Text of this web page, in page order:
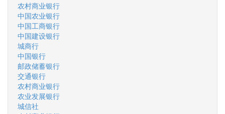
农村商业银行
中国农业银行
中国工商银行
中国建设银行
城商行
中国银行
邮政储蓄银行
交通银行
农村商业银行
农业发展银行
城信社